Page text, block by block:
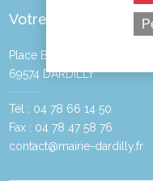
Votre Mairie
Place Bayère
69574 DARDILLY
Tél : 04 78 66 14 50
Fax : 04 78 47 58 76
contact@mairie-dardilly.fr